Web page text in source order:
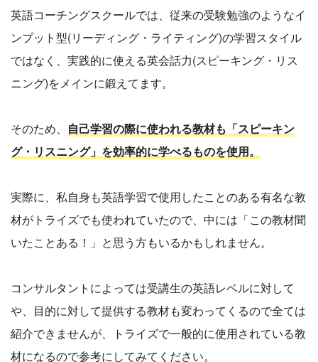
英語コーチングスクールでは、従来の受験勉強のようなイ
ンプット型(リーディング・ライティング)の学習スタイル
ではなく、実践的に使える英会話力(スピーキング・リス
ニング)をメインに鍛えてます。
そのため、 自己学習の際に使われる教材も「スピーキン
グ・リスニング」を効率的に学べるものを使用。
実際に、私自身も英語学習で使用したことのある有名な教
材がトライズでも使われていたので、中には「この教材聞
いたことある！」と思う方もいるかもしれません。
コンサルタントによっては受講生の英語レベルに対して
や、目的に対して提供する教材も変わってくるので全ては
紹介できませんが、トライズで一般的に使用されている教
材になるので参考にしてみてください。